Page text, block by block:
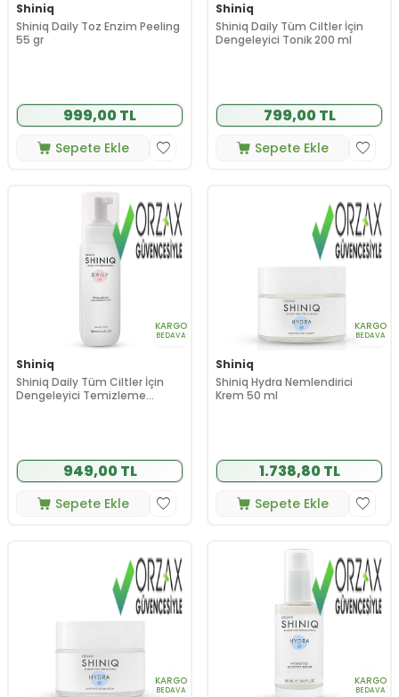
Shiniq
Shiniq Daily Toz Enzim Peeling
55 gr
999,00 TL
Sepete Ekle
Shiniq
Shiniq Daily Tüm Ciltler İçin
Dengeleyici Tonik 200 ml
799,00 TL
Sepete Ekle
KARGO
BEDAVA
Shiniq
Shiniq Daily Tüm Ciltler İçin
Dengeleyici Temizleme
949,00 TL
Sepete Ekle
KARGO
BEDAVA
Shiniq
Shiniq Hydra Nemlendirici
Krem 50 ml
1.738,80 TL
Sepete Ekle
KARGO
BEDAVA
KARGO
BEDAVA